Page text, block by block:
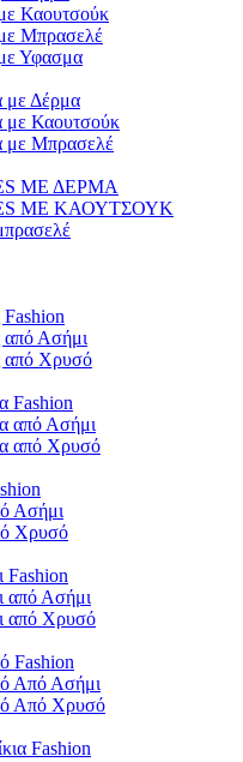
Καουτσούκ
Μπρασελέ
Υφασμα
με Δέρμα
με Καουτσούκ
με Μπρασελέ
ΜΕ ΔΕΡΜΑ
ΜΕ ΚΑΟΥΤΣΟΥΚ
Fashion
από Ασήμι
από Χρυσό
Fashion
από Ασήμι
από Χρυσό
Ασήμι
Χρυσό
Fashion
από Ασήμι
από Χρυσό
Fashion
Από Ασήμι
Από Χρυσό
Fashion